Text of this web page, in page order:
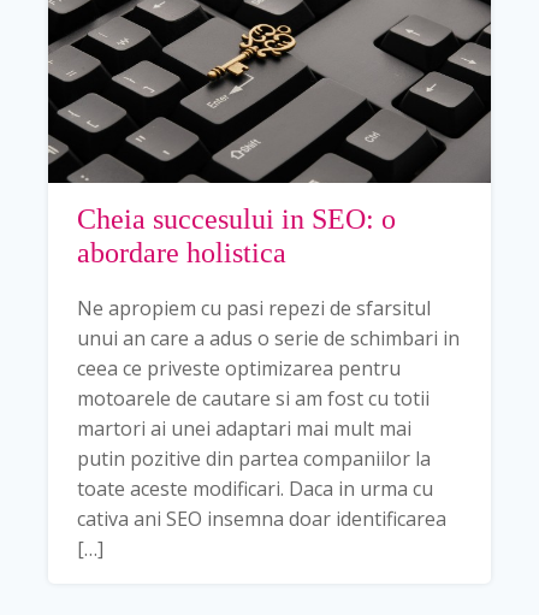
Cheia succesului in SEO: o
abordare holistica
Ne apropiem cu pasi repezi de sfarsitul
unui an care a adus o serie de schimbari in
ceea ce priveste optimizarea pentru
motoarele de cautare si am fost cu totii
martori ai unei adaptari mai mult mai
putin pozitive din partea companiilor la
toate aceste modificari. Daca in urma cu
cativa ani SEO insemna doar identificarea
[…]